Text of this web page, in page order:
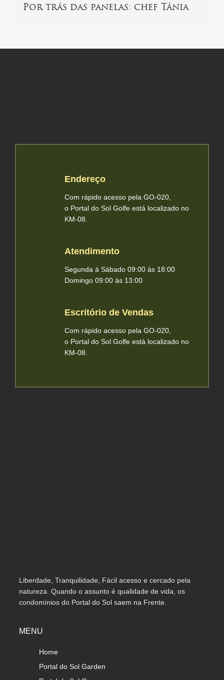
Por trás das panelas: chef Tânia
Endereço
Com rápido acesso pela GO-020,
o Portal do Sol Golfe está localizado no
KM-08.
Atendimento
Segunda à Sábado 09:00 às 18:00
Domingo 09:00 às 13:00
Escritório de Vendas
Com rápido acesso pela GO-020,
o Portal do Sol Golfe está localizado no
KM-08.
Liberdade, Tranquilidade, Fácil acesso e cercado pela
natureza. Quando o assunto é qualidade de vida, os
condomínios do Portal do Sol saem na Frente.
MENU
Home
Portal do Sol Garden